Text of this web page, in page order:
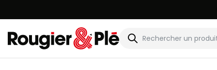
VOUS
Rougier & Plé